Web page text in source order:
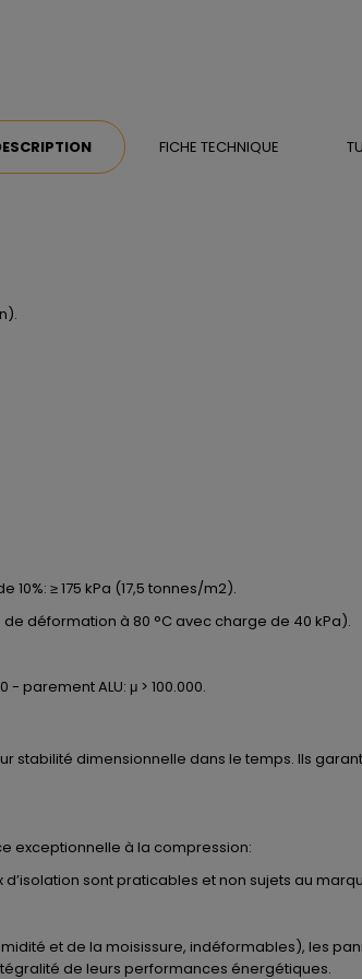
FICHE TECHNIQUE
≥ 175 kPa (17,5 tonnes/m2).
déformation à 80 °C avec charge de 40 kPa).
parement ALU: μ > 100.000.
stabilité dimensionnelle dans le temps. Ils
exceptionnelle à la compression:
sont praticables et non sujets au
et de la moisissure, indéformables), les
de leurs performances énergétiques.